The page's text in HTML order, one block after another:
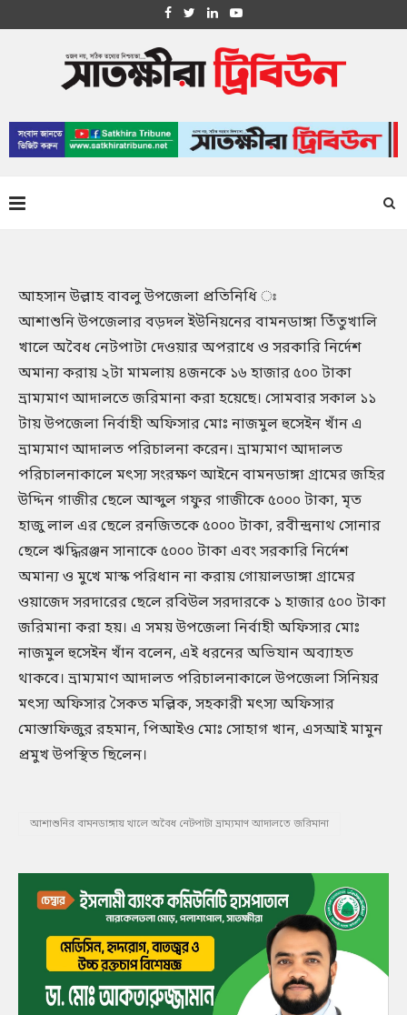
আহসান উল্লাহ বাবলু উপজেলা প্রতিনিধি ঃ
আশাশুনি উপজেলার বড়দল ইউনিয়নের বামনডাঙ্গা তিঁতুখালি
খালে অবৈধ নেটপাটা দেওয়ার অপরাধে ও সরকারি নির্দেশ
অমান্য করায় ২টা মামলায় ৪জনকে ১৬ হাজার ৫০০ টাকা
ভ্রাম্যমাণ আদালতে জরিমানা করা হয়েছে। সোমবার সকাল ১১
টায় উপজেলা নির্বাহী অফিসার মোঃ নাজমুল হুসেইন খাঁন এ
ভ্রাম্যমাণ আদালত পরিচালনা করেন। ভ্রাম্যমাণ আদালত
পরিচালনাকালে মৎস্য সংরক্ষণ আইনে বামনডাঙ্গা গ্রামের জহির
উদ্দিন গাজীর ছেলে আব্দুল গফুর গাজীকে ৫০০০ টাকা, মৃত
হাজু লাল এর ছেলে রনজিতকে ৫০০০ টাকা, রবীন্দ্রনাথ সোনার
ছেলে ঋদ্ধিরঞ্জন সানাকে ৫০০০ টাকা এবং সরকারি নির্দেশ
অমান্য ও মুখে মাস্ক পরিধান না করায় গোয়ালডাঙ্গা গ্রামের
ওয়াজেদ সরদারের ছেলে রবিউল সরদারকে ১ হাজার ৫০০ টাকা
জরিমানা করা হয়। এ সময় উপজেলা নির্বাহী অফিসার মোঃ
নাজমুল হুসেইন খাঁন বলেন, এই ধরনের অভিযান অব্যাহত
থাকবে। ভ্রাম্যমাণ আদালত পরিচালনাকালে উপজেলা সিনিয়র
মৎস্য অফিসার সৈকত মল্লিক, সহকারী মৎস্য অফিসার
মোস্তাফিজুর রহমান, পিআইও মোঃ সোহাগ খান, এসআই মামুন
প্রমুখ উপস্থিত ছিলেন।
আশাশুনির বামনডাঙ্গায় খালে অবৈধ নেটপাটা ভ্রাম্যমাণ আদালতে জরিমানা